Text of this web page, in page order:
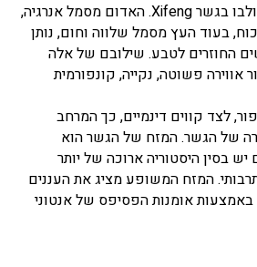
צבע אדום וצבע עץ שולבו בגשר Xifeng. האדום מסמל אנרגיה,
בעוד העץ מסמל שלווה וחום, נותן
החוזרים לטבע. שילובם של אלה
אווירה פשוטה, נקייה, קונפורמית
לצד קווים דינמיים, כך המרחב
של הגשר. המזח של הגשר הוא
בסין היסטוריה ארוכה של יותר
המזח המשופע מציג את העננים
אומנות הפסיפס של אנטוני